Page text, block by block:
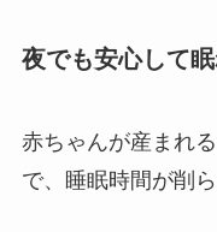
夜でも安心して
赤ちゃんが産まれ
で、睡眠時間が削